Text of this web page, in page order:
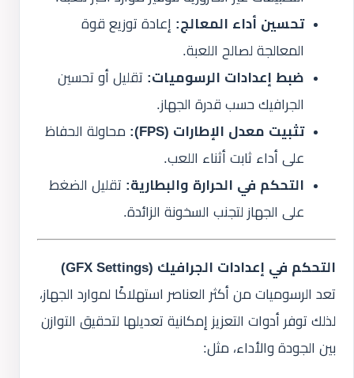
تحسين أداء المعالج: إعادة توزيع قوة
المعالجة لصالح اللعبة.
ضبط إعدادات الرسوميات: تقليل أو تحسين
الجرافيك حسب قدرة الجهاز.
تثبيت معدل الإطارات (FPS):
محاولة الحفاظ
على أداء ثابت أثناء اللعب.
التحكم في الحرارة والبطارية: تقليل الضغط
على الجهاز لتجنب السخونة الزائدة.
التحكم في إعدادات الجرافيك (GFX Settings)
تعد الرسوميات من أكثر العناصر استهلاكًا لموارد الجهاز،
لذلك توفر أدوات التعزيز إمكانية تعديلها لتحقيق التوازن
بين الجودة والأداء، مثل: